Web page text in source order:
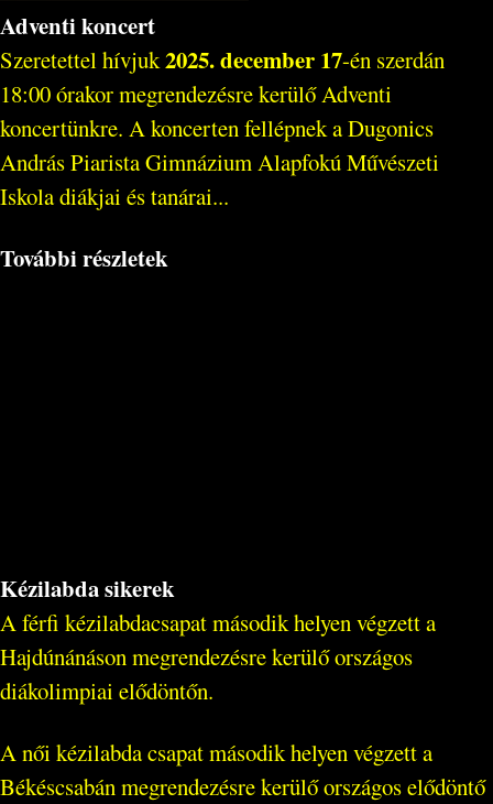
Adventi koncert
Szeretettel hívjuk2025. december 17-én szerdán
18:00 órakor megrendezésre kerülő Adventi
koncertünkre. A koncerten fellépnek a Dugonics
András Piarista Gimnázium Alapfokú Művészeti
Iskola diákjai és tanárai...
További részletek
Kézilabda sikerek
A férfi kézilabdacsapat második helyen végzett a
Hajdúnánáson megrendezésre kerülő országos
diákolimpiai elődöntőn.
A női kézilabda csapat második helyen végzett a
Békéscsabán megrendezésre kerülő országos elődöntő